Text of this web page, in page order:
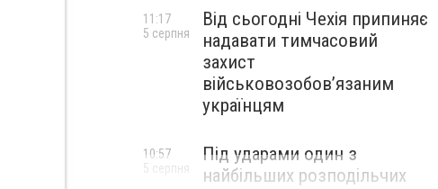
Від сьогодні Чехія припиняє
надавати тимчасовий
захист
військовозобов’язаним
українцям
11:17
5 серпня
Під ударами один з
найбільших розподільчих
10:57
5 серпня